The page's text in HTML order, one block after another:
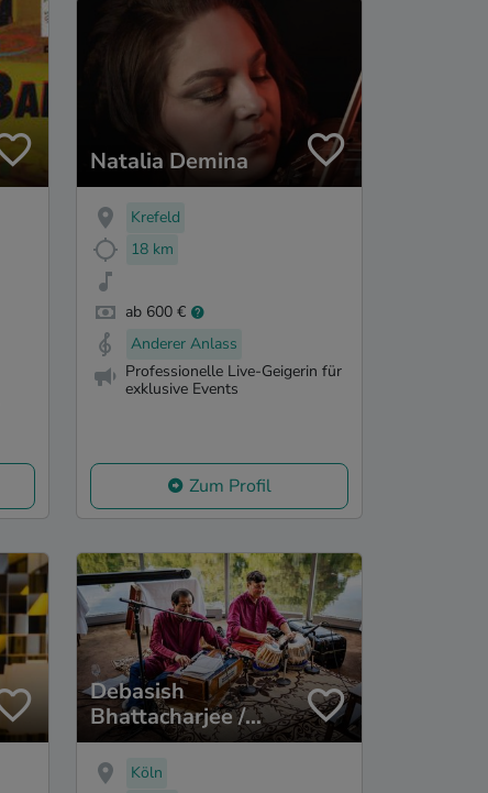
Natalia Demina
Krefeld
18 km
ab 600 €
Anderer Anlass
Professionelle Live-Geigerin für
exklusive Events
Zum Profil
Debasish
Bhattacharjee /
Anubhab Ensemble
Köln